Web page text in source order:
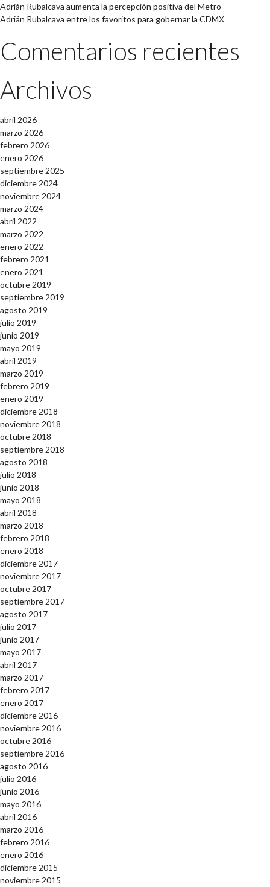
Adrián Rubalcava aumenta la percepción positiva del Metro
Adrián Rubalcava entre los favoritos para gobernar la CDMX
Comentarios recientes
Archivos
abril 2026
marzo 2026
febrero 2026
enero 2026
septiembre 2025
diciembre 2024
noviembre 2024
marzo 2024
abril 2022
marzo 2022
enero 2022
febrero 2021
enero 2021
octubre 2019
septiembre 2019
agosto 2019
julio 2019
junio 2019
mayo 2019
abril 2019
marzo 2019
febrero 2019
enero 2019
diciembre 2018
noviembre 2018
octubre 2018
septiembre 2018
agosto 2018
julio 2018
junio 2018
mayo 2018
abril 2018
marzo 2018
febrero 2018
enero 2018
diciembre 2017
noviembre 2017
octubre 2017
septiembre 2017
agosto 2017
julio 2017
junio 2017
mayo 2017
abril 2017
marzo 2017
febrero 2017
enero 2017
diciembre 2016
noviembre 2016
octubre 2016
septiembre 2016
agosto 2016
julio 2016
junio 2016
mayo 2016
abril 2016
marzo 2016
febrero 2016
enero 2016
diciembre 2015
noviembre 2015